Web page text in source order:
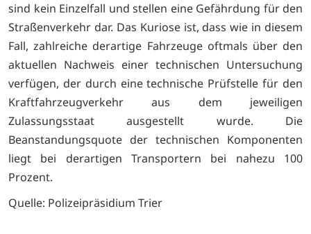
sind kein Einzelfall und stellen eine Gefährdung für den
Straßenverkehr dar. Das Kuriose ist, dass wie in diesem
Fall, zahlreiche derartige Fahrzeuge oftmals über den
aktuellen Nachweis einer technischen Untersuchung
verfügen, der durch eine technische Prüfstelle für den
Kraftfahrzeugverkehr aus dem jeweiligen
Zulassungsstaat ausgestellt wurde. Die
Beanstandungsquote der technischen Komponenten
liegt bei derartigen Transportern bei nahezu 100
Prozent.
Quelle: Polizeipräsidium Trier